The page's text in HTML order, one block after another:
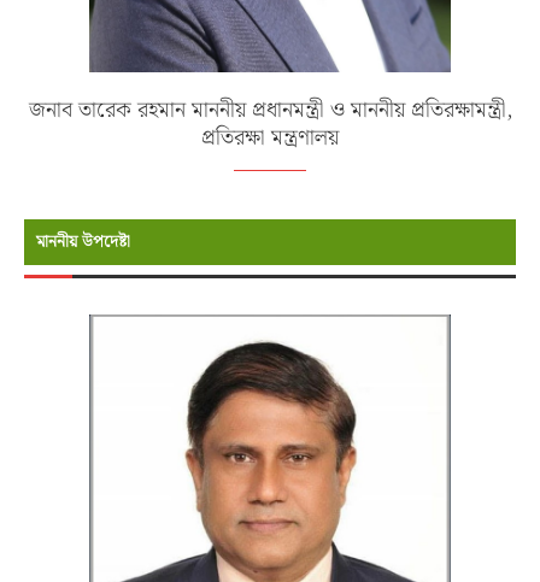
জনাব তারেক রহমান মাননীয় প্রধানমন্ত্রী ও মাননীয় প্রতিরক্ষামন্ত্রী,
প্রতিরক্ষা মন্ত্রণালয়
মাননীয় উপদেষ্টা